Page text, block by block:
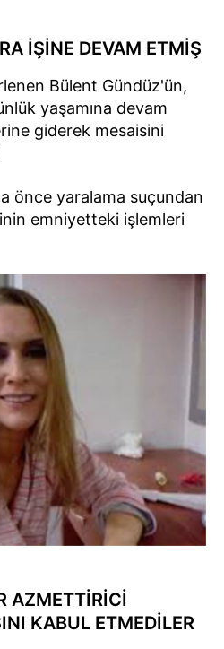
İŞİNE DEVAM ETMİŞ
Bülent Gündüz'ün,
yaşamına devam
giderek mesaisini
önce yaralama suçundan
emniyetteki işlemleri
AZMETTİRİCİ
KABUL ETMEDİLER